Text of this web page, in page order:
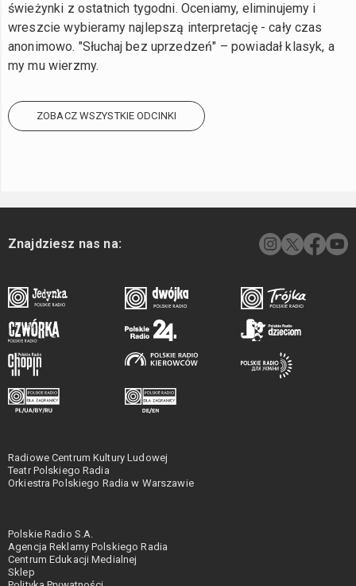
świeżynki z ostatnich tygodni. Oceniamy, eliminujemy i
wreszcie wybieramy najlepszą interpretację - cały czas
anonimowo. "Słuchaj bez uprzedzeń" – powiadał klasyk, a
my mu wierzmy.
ZOBACZ WSZYSTKIE ODCINKI
Znajdziesz nas na:
Radiowe Centrum Kultury Ludowej
Teatr Polskiego Radia
Orkiestra Polskiego Radia w Warszawie
Polskie Radio S.A.
Agencja Reklamy Polskiego Radia
Centrum Edukacji Medialnej
Sklep